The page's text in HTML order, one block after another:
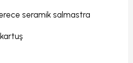
seramik salmastra
kartuş